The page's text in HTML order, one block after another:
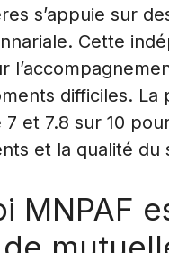
s’appuie sur
Cette
difficiles.
et 7.8 sur 10
et la qualité du
MNPAF